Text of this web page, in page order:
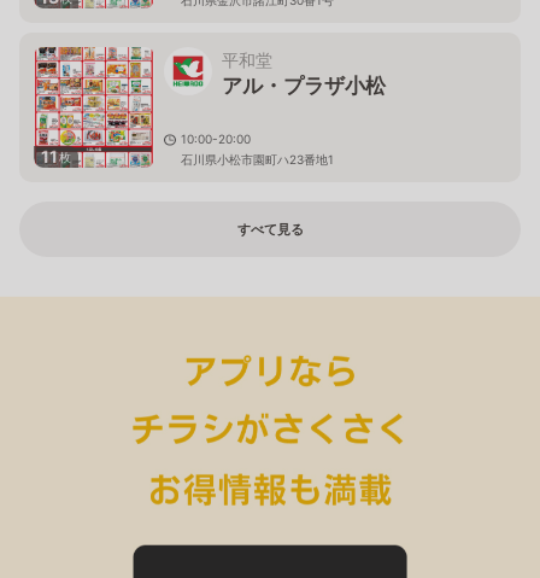
11枚
平和堂
アル・プラザ小松
10:00-20:00
石川県小松市園町ハ23番地1
すべて見る